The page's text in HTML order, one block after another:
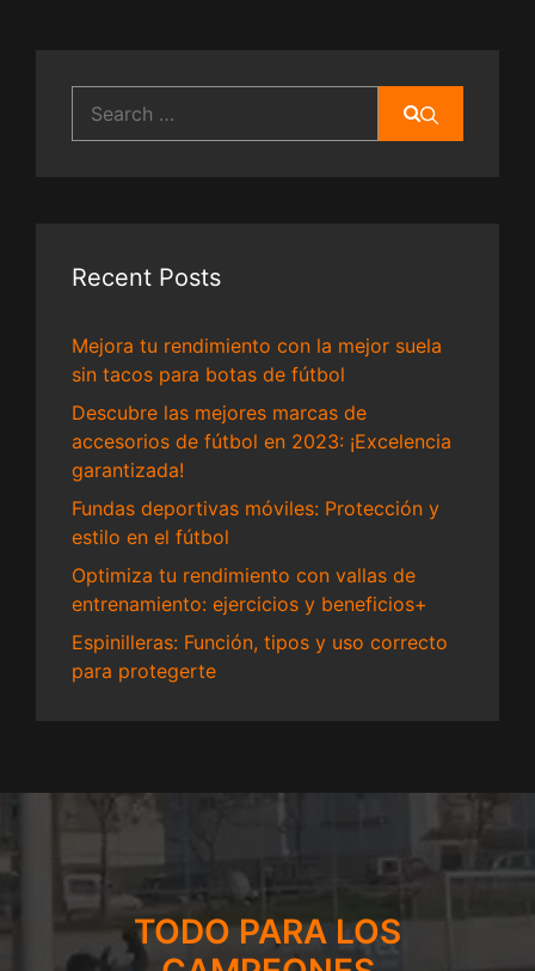
for:
Recent Posts
Mejora tu rendimiento con la mejor suela
sin tacos para botas de fútbol
Descubre las mejores marcas de
accesorios de fútbol en 2023: ¡Excelencia
garantizada!
Fundas deportivas móviles: Protección y
estilo en el fútbol
Optimiza tu rendimiento con vallas de
entrenamiento: ejercicios y beneficios+
Espinilleras: Función, tipos y uso correcto
para protegerte
TODO PARA LOS